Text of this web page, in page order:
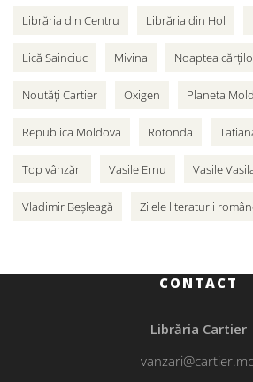
Librăria din Centru Librăria din Hol
Lică Sainciuc Mivina Noaptea
Noutăți Cartier Oxigen Planeta
Republica Moldova Rotonda
Top vânzări Vasile Ernu Vasile
Vladimir Beșleagă Zilele literaturii
CONTACT
Librăria Cartier